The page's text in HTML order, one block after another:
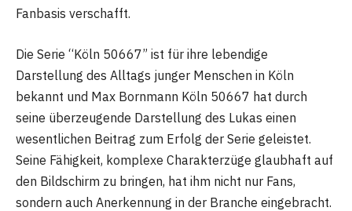
Fanbasis verschafft.
Die Serie “Köln 50667” ist für ihre lebendige
Darstellung des Alltags junger Menschen in Köln
bekannt und Max Bornmann Köln 50667 hat durch
seine überzeugende Darstellung des Lukas einen
wesentlichen Beitrag zum Erfolg der Serie geleistet.
Seine Fähigkeit, komplexe Charakterzüge glaubhaft auf
den Bildschirm zu bringen, hat ihm nicht nur Fans,
sondern auch Anerkennung in der Branche eingebracht.